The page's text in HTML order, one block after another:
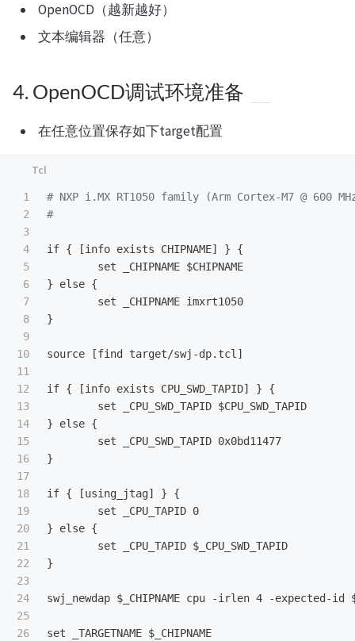
OpenOCD（越新越好）
文本编辑器（任意）
4. OpenOCD调试环境准备
在任意位置保存如下target配置
1
2
3
4
5
6
7
8
9
10
11
12
13
14
15
16
17
18
19
20
21
22
23
24
25
26
# NXP i.MX RT1050 family (Arm Cortex-M7 @ 600
#
if { [info exists CHIPNAME] }
{
} else {
}
source [find target/swj-dp.tcl]
if { [info exists CPU_SWD_TAPID] }
{
} else {
}
if { [using_jtag] }
{
} else {
}
swj_newdap $_CHIPNAME cpu -irlen 4 -expected-id
set _TARGETNAME $_CHIPNAME